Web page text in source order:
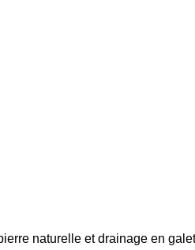
naturelle et drainage en